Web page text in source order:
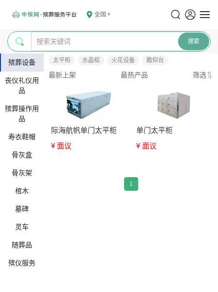
全国
殡葬设备
丧仪礼仪用
品
殡葬操作用
品
寿衣鞋帽
骨灰盒
骨灰架
棺木
墓碑
灵车
随葬品
殡仪服务
太平柜 水晶棺 火花设备 瞻仰台
最新上架 最热产品 筛选
际海航帆单门太平柜
¥ 面议
单门太平柜
¥ 面议
1